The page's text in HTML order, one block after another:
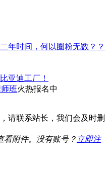
时间，何以圈粉无数？？
亚迪工厂！
班火热报名中
请联系站长，我们会及时删
看附件。没有账号？ 立即注